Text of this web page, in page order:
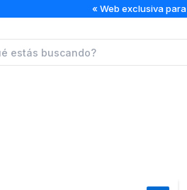
« Web exclusiva para